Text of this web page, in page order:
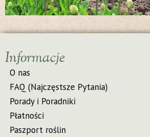
Informacje
O nas
FAQ (Najczęstsze Pytania)
Porady i Poradniki
Płatności
Paszport roślin